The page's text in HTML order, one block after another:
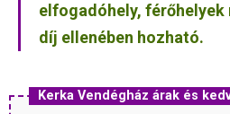
elfogadóhely, férőhelyek
díj ellenében hozható.
Kerka Vendégház árak és